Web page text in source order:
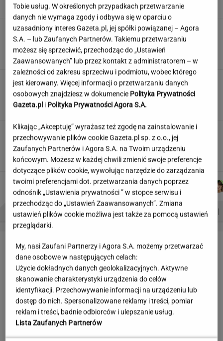
Quiz - o tych zawodach nawet nie słyszałeś.
Wiesz, kim był retman?
Nie czekaj, aż będzie za późno. To może
oznaczać, że szkoła przestała służyć dziecku
MATERIAŁ PROMOCYJNY
Wakacyjne aktywności a kurzajki. O czym
warto pamiętać, by uniknąć problemu?
MATERIAŁ PROMOCYJNY
Autorzy:
WIKTORIA
BECZEK
DOMINIK
SENKOWSKI
AGNIESZKA
NIEDZIAŁEK
KACPER
PROBLEMY POLSKICH SIATKARZY ZNAK Z '30' WISŁAWA SZYMBORSKA
LETNIE OKAZJE
Tobie usług. W określonych przypadkach przetwarzanie
danych nie wymaga zgody i odbywa się w oparciu o
uzasadniony interes Gazeta.pl, jej spółki powiązanej – Agora
S.A. – lub Zaufanych Partnerów. Takiemu przetwarzaniu
możesz się sprzeciwić, przechodząc do „Ustawień
Zaawansowanych” lub przez kontakt z administratorem – w
zależności od zakresu sprzeciwu i podmiotu, wobec którego
jest kierowany. Więcej informacji o przetwarzaniu danych
osobowych znajdziesz w dokumencie Polityka Prywatności
Gazeta.pl i Polityka Prywatności Agora S.A.
Klikając „Akceptuję” wyrażasz też zgodę na zainstalowanie i
przechowywanie plików cookie Gazeta.pl sp. z o.o., jej
Zaufanych Partnerów i Agora S.A. na Twoim urządzeniu
końcowym. Możesz w każdej chwili zmienić swoje preferencje
dotyczące plików cookie, wywołując narzędzie do zarządzania
twoimi preferencjami dot. przetwarzania danych poprzez
odnośnik „Ustawienia prywatności ” w stopce serwisu i
przechodząc do „Ustawień Zaawansowanych”. Zmiana
ustawień plików cookie możliwa jest także za pomocą ustawień
przeglądarki.
My, nasi Zaufani Partnerzy i Agora S.A. możemy przetwarzać
dane osobowe w następujących celach:
Użycie dokładnych danych geolokalizacyjnych. Aktywne
skanowanie charakterystyki urządzenia do celów
identyfikacji. Przechowywanie informacji na urządzeniu lub
dostęp do nich. Spersonalizowane reklamy i treści, pomiar
reklam i treści, badnie odbiorców i ulepszanie usług.
Lista Zaufanych Partnerów